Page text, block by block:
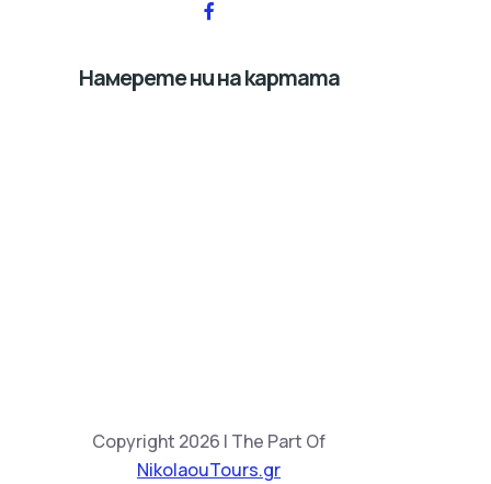
Намерете ни на картата
Copyright 2026 | The Part Of
NikolaouTours.gr